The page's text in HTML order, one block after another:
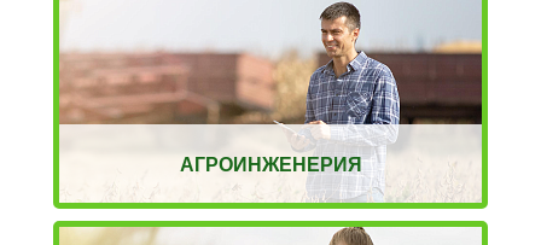
АГРОИНЖЕНЕРИЯ